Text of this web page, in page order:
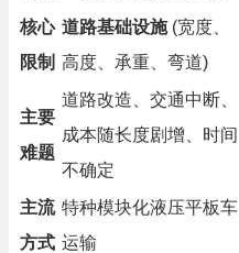
核心
限制
道路基础设施(宽度、
高度、承重、弯道)
主要
难题
道路改造、交通中断、
成本随长度剧增、时间
不确定
主流
方式
特种模块化液压平板车
运输